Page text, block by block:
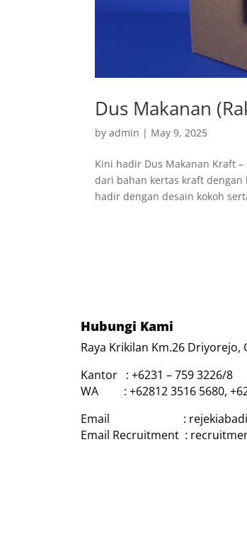
Dus Makanan
byadmin | May 9, 2025
Kini hadir Dus Makanan Kraft
dari bahan kertas kraft
hadir dengan desain kokoh
Hubungi Kami
Raya Krikilan Km.26 Driyorejo,
Kantor : +6231 – 759 3226/8
WA : +62812 3516 5680,
Email :
Email Recruitment :